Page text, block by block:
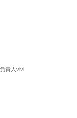
責人 vivi :